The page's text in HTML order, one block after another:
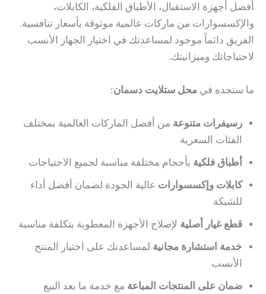
أفضل أجهزة الاستقبال، الأطباق الفلكية، الكابلات،
والإكسسوارات من ماركات عالمية موثوقة بأسعار تنافسية.
الفريق دائماً موجود لمساعدتك في اختيار الجهاز الأنسب
لاحتياجاتك وميزانيتك.
ما ستجده في محل ستلايت دسمان:
رسيفرات متنوعة من أفضل الماركات العالمية بمختلف
الفئات السعرية
أطباق فلكية بأحجام مختلفة مناسبة لجميع الاحتياجات
كابلات وإكسسوارات عالية الجودة لضمان أفضل أداء
للشبكة
قطع غيار أصلية لإصلاح الأجهزة المعطوبة بتكلفة مناسبة
خدمة استشارة مجانية لمساعدتك على اختيار المنتج
الأنسب
ضمان على المنتجات المباعة مع خدمة ما بعد البيع